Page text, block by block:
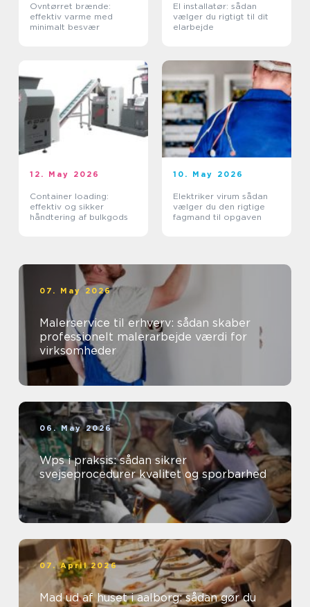
Ovntørret brænde:
effektiv varme med
minimalt besvær
El installatør: sådan
vælger du rigtigt til dit
elarbejde
12. May 2026
Container loading:
effektiv og sikker
håndtering af bulkgods
10. May 2026
Elektriker virum sådan
vælger du den rigtige
fagmand til opgaven
07. May 2026
Malerservice til erhverv: sådan skaber
professionelt malerarbejde værdi for
virksomheder
06. May 2026
Wps i praksis: sådan sikrer
svejseprocedurer kvalitet og sporbarhed
07. April 2026
Mad ud af huset i aalborg: sådan gør du